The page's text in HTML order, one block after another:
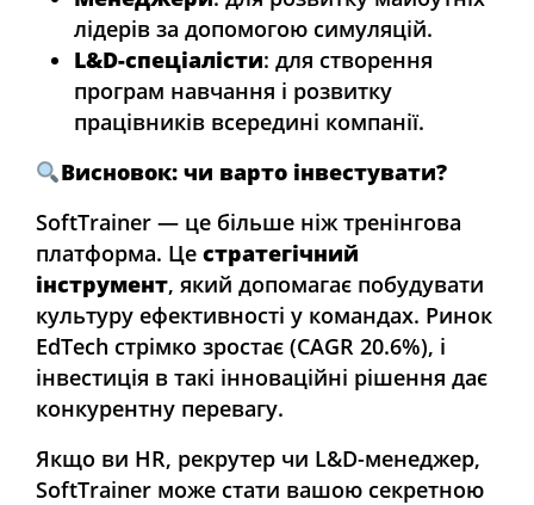
лідерів за допомогою симуляцій.
L&D-спеціалісти: для створення
програм навчання і розвитку
працівників всередині компанії.
Висновок: чи варто інвестувати?
SoftTrainer — це більше ніж тренінгова
платформа. Це стратегічний
інструмент, який допомагає побудувати
культуру ефективності у командах. Ринок
EdTech стрімко зростає (CAGR 20.6%), і
інвестиція в такі інноваційні рішення дає
конкурентну перевагу.
Якщо ви HR, рекрутер чи L&D-менеджер,
SoftTrainer може стати вашою секретною